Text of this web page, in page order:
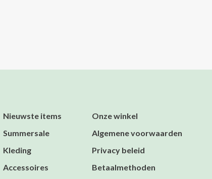
Nieuwste items
Summersale
Kleding
Accessoires
Onze winkel
Algemene voorwaarden
Privacy beleid
Betaalmethoden